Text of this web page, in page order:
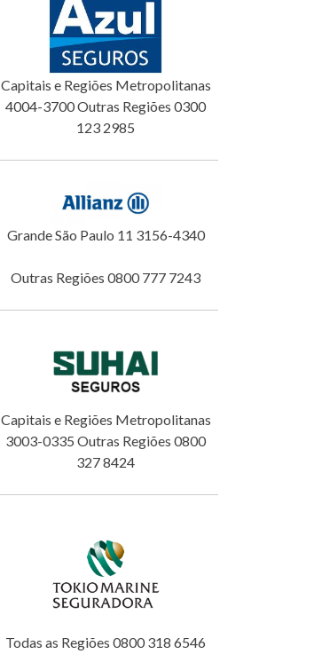
Capitais e Regiões Metropolitanas
4004-3700 Outras Regiões 0300
123 2985
Grande São Paulo 11 3156-4340
Outras Regiões 0800 777 7243
Capitais e Regiões Metropolitanas
3003-0335 Outras Regiões 0800
327 8424
Todas as Regiões 0800 318 6546